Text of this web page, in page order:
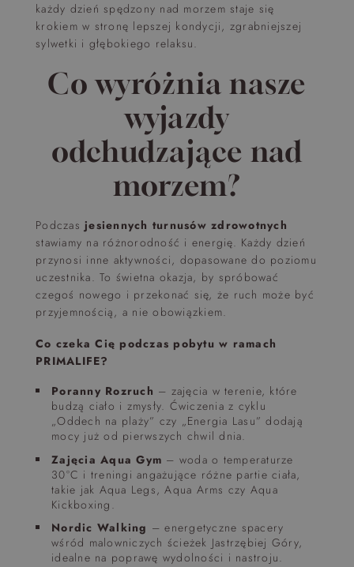
każdy dzień spędzony nad morzem staje się
krokiem w stronę lepszej kondycji, zgrabniejszej
sylwetki i głębokiego relaksu.
Co wyróżnia nasze
wyjazdy
odchudzające nad
morzem?
Podczas jesiennych turnusów zdrowotnych
stawiamy na różnorodność i energię. Każdy dzień
przynosi inne aktywności, dopasowane do poziomu
uczestnika. To świetna okazja, by spróbować
czegoś nowego i przekonać się, że ruch może być
przyjemnością, a nie obowiązkiem.
Co czeka Cię podczas pobytu w ramach
PRIMALIFE?
Poranny Rozruch – zajęcia w terenie, które
budzą ciało i zmysły. Ćwiczenia z cyklu
„Oddech na plaży” czy „Energia Lasu” dodają
mocy już od pierwszych chwil dnia.
Zajęcia Aqua Gym – woda o temperaturze
30°C i treningi angażujące różne partie ciała,
takie jak Aqua Legs, Aqua Arms czy Aqua
Kickboxing.
Nordic Walking – energetyczne spacery
wśród malowniczych ścieżek Jastrzębiej Góry,
idealne na poprawę wydolności i nastroju.